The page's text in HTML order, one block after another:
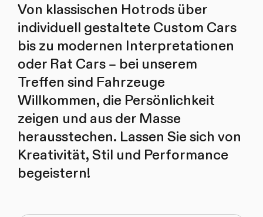
Von klassischen Hotrods über
individuell gestaltete Custom Cars
bis zu modernen Interpretationen
oder Rat Cars – bei unserem
Treffen sind Fahrzeuge
Willkommen, die Persönlichkeit
zeigen und aus der Masse
herausstechen. Lassen Sie sich von
Kreativität, Stil und Performance
begeistern!